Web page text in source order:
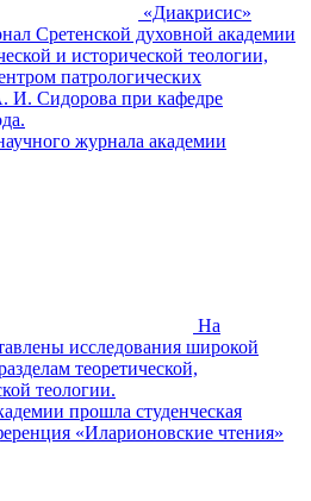
«Диакрисис»
Сретенской духовной академии
и исторической теологии,
патрологических
И. Сидорова при кафедре
журнала академии
На
исследования широкой
теоретической,
теологии.
прошла студенческая
«Иларионовские чтения»